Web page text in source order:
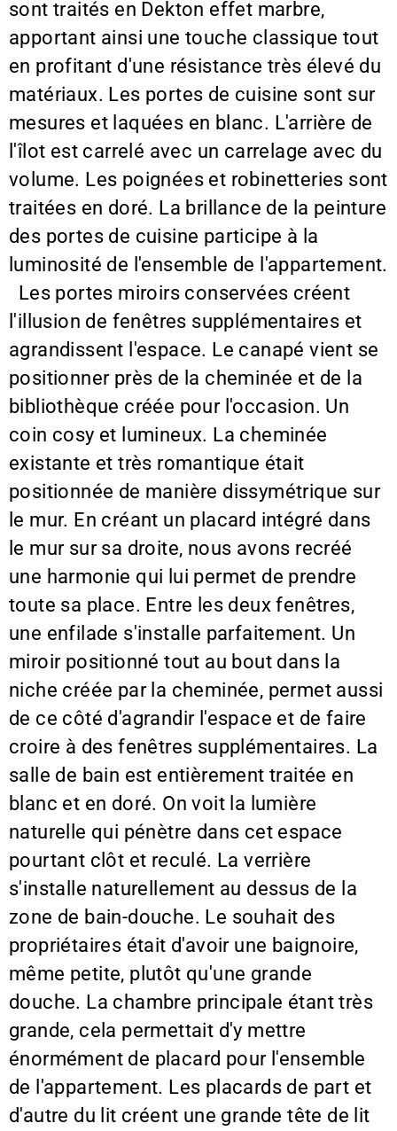
sont traités en Dekton effet marbre,
apportant ainsi une touche classique tout
en profitant d'une résistance très élevé du
matériaux. Les portes de cuisine sont sur
mesures et laquées en blanc. L'arrière de
l'îlot est carrelé avec un carrelage avec du
volume. Les poignées et robinetteries sont
traitées en doré. La brillance de la peinture
des portes de cuisine participe à la
luminosité de l'ensemble de l'appartement.
Les portes miroirs conservées créent
l'illusion de fenêtres supplémentaires et
agrandissent l'espace. Le canapé vient se
positionner près de la cheminée et de la
bibliothèque créée pour l'occasion. Un
coin cosy et lumineux. La cheminée
existante et très romantique était
positionnée de manière dissymétrique sur
le mur. En créant un placard intégré dans
le mur sur sa droite, nous avons recréé
une harmonie qui lui permet de prendre
toute sa place. Entre les deux fenêtres,
une enfilade s'installe parfaitement. Un
miroir positionné tout au bout dans la
niche créée par la cheminée, permet aussi
de ce côté d'agrandir l'espace et de faire
croire à des fenêtres supplémentaires. La
salle de bain est entièrement traitée en
blanc et en doré. On voit la lumière
naturelle qui pénètre dans cet espace
pourtant clôt et reculé. La verrière
s'installe naturellement au dessus de la
zone de bain-douche. Le souhait des
propriétaires était d'avoir une baignoire,
même petite, plutôt qu'une grande
douche. La chambre principale étant très
grande, cela permettait d'y mettre
énormément de placard pour l'ensemble
de l'appartement. Les placards de part et
d'autre du lit créent une grande tête de lit